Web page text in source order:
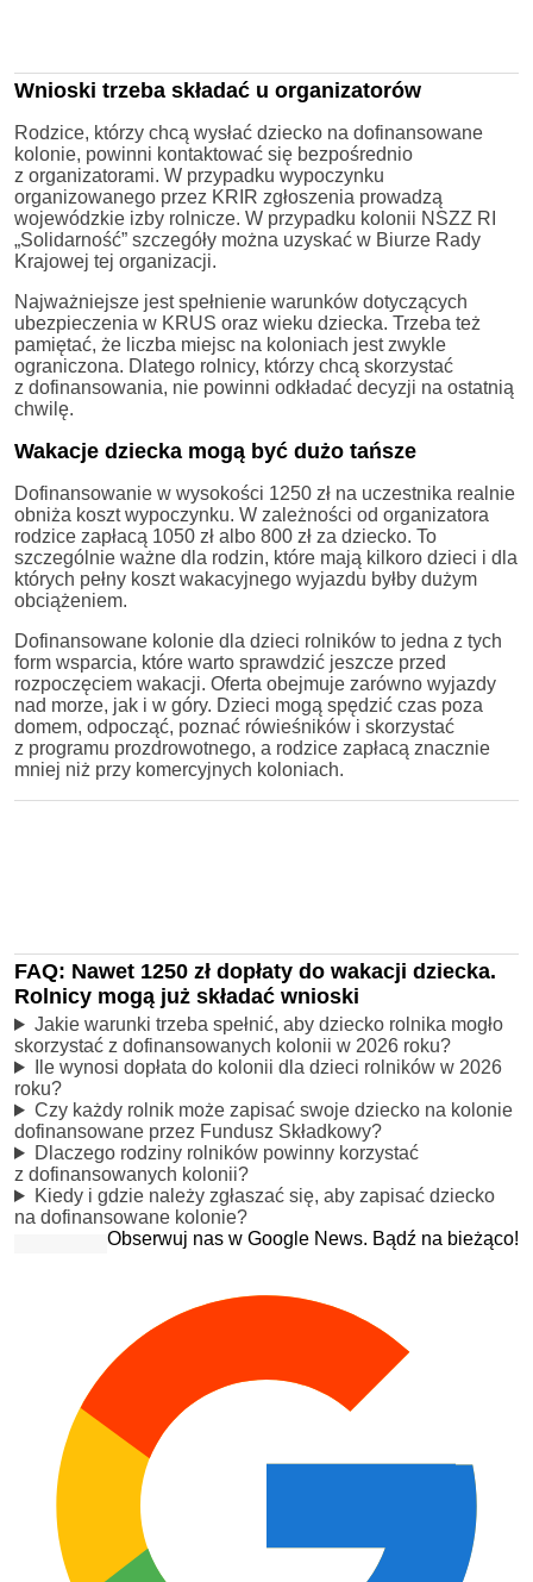
Wnioski trzeba składać u organizatorów
Rodzice, którzy chcą wysłać dziecko na dofinansowane
kolonie, powinni kontaktować się bezpośrednio
z organizatorami. W przypadku wypoczynku
organizowanego przez KRIR zgłoszenia prowadzą
wojewódzkie izby rolnicze. W przypadku kolonii NSZZ RI
„Solidarność” szczegóły można uzyskać w Biurze Rady
Krajowej tej organizacji.
Najważniejsze jest spełnienie warunków dotyczących
ubezpieczenia w KRUS oraz wieku dziecka. Trzeba też
pamiętać, że liczba miejsc na koloniach jest zwykle
ograniczona. Dlatego rolnicy, którzy chcą skorzystać
z dofinansowania, nie powinni odkładać decyzji na ostatnią
chwilę.
Wakacje dziecka mogą być dużo tańsze
Dofinansowanie w wysokości 1250 zł na uczestnika realnie
obniża koszt wypoczynku. W zależności od organizatora
rodzice zapłacą 1050 zł albo 800 zł za dziecko. To
szczególnie ważne dla rodzin, które mają kilkoro dzieci i dla
których pełny koszt wakacyjnego wyjazdu byłby dużym
obciążeniem.
Dofinansowane kolonie dla dzieci rolników to jedna z tych
form wsparcia, które warto sprawdzić jeszcze przed
rozpoczęciem wakacji. Oferta obejmuje zarówno wyjazdy
nad morze, jak i w góry. Dzieci mogą spędzić czas poza
domem, odpocząć, poznać rówieśników i skorzystać
z programu prozdrowotnego, a rodzice zapłacą znacznie
mniej niż przy komercyjnych koloniach.
FAQ: Nawet 1250 zł dopłaty do wakacji dziecka.
Rolnicy mogą już składać wnioski
Jakie warunki trzeba spełnić, aby dziecko rolnika mogło
skorzystać z dofinansowanych kolonii w 2026 roku?
Ile wynosi dopłata do kolonii dla dzieci rolników w 2026
roku?
Czy każdy rolnik może zapisać swoje dziecko na kolonie
dofinansowane przez Fundusz Składkowy?
Dlaczego rodziny rolników powinny korzystać
z dofinansowanych kolonii?
Kiedy i gdzie należy zgłaszać się, aby zapisać dziecko
na dofinansowane kolonie?
Obserwuj nas w Google News. Bądź na bieżąco!